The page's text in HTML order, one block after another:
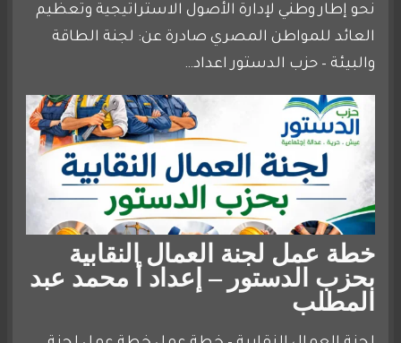
نحو إطار وطني لإدارة الأصول الاستراتيجية وتعظيم
العائد للمواطن المصري صادرة عن: لجنة الطاقة
والبيئة – حزب الدستور اعداد…
خطة عمل لجنة العمال النقابية
بحزب الدستور – إعداد أ محمد عبد
المطلب